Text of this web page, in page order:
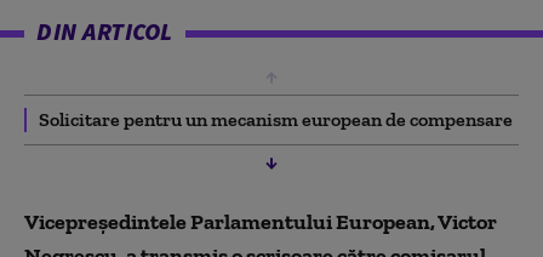
DIN ARTICOL
Solicitare pentru un mecanism european de compensare
Vicepreședintele Parlamentului European, Victor